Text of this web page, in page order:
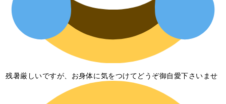
残暑厳しいですが、お身体に気をつけてどうぞ御自愛下さいませ